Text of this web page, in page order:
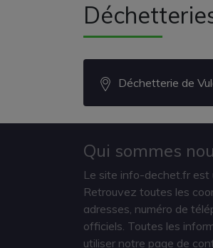
Déchetterie de
Qui sommes
Le site info-dechet.fr est
Retrouvez toutes les
adresses, numéro de
officiels. Toutes les
utiliser notre page de